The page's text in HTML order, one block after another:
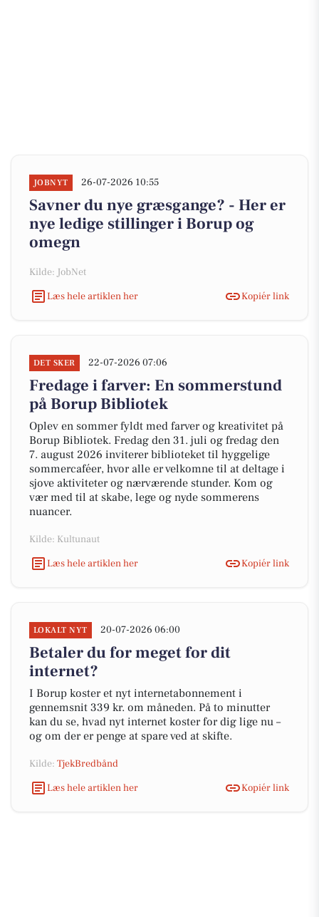
JOBNYT 26-07-2026 10:55
Savner du nye græsgange? - Her er
nye ledige stillinger i Borup og
omegn
Kilde: JobNet
Læs hele artiklen her
Kopiér link
DET SKER 22-07-2026 07:06
Fredage i farver: En sommerstund
på Borup Bibliotek
Oplev en sommer fyldt med farver og kreativitet på
Borup Bibliotek. Fredag den 31. juli og fredag den
7. august 2026 inviterer biblioteket til hyggelige
sommercaféer, hvor alle er velkomne til at deltage i
sjove aktiviteter og nærværende stunder. Kom og
vær med til at skabe, lege og nyde sommerens
nuancer.
Kilde: Kultunaut
Læs hele artiklen her
Kopiér link
LOKALT NYT 20-07-2026 06:00
Betaler du for meget for dit
internet?
I Borup koster et nyt internetabonnement i
gennemsnit 339 kr. om måneden. På to minutter
kan du se, hvad nyt internet koster for dig lige nu –
og om der er penge at spare ved at skifte.
Kilde: TjekBredbånd
Læs hele artiklen her
Kopiér link